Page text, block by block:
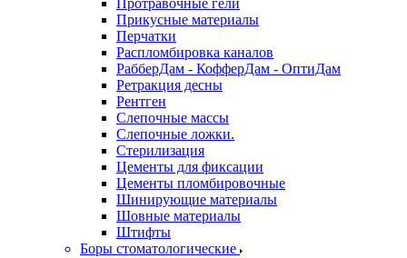
Протравочные гели
Прикусные материалы
Перчатки
Распломбировка каналов
РабберДам - КофферДам - ОптиДам
Ретракция десны
Рентген
Слепочные массы
Слепочные ложки.
Стерилизация
Цементы для фиксации
Цементы пломбировочные
Шинирующие материалы
Шовные материалы
Штифты
Боры стоматологические